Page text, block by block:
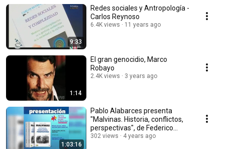
9:33
Redes sociales y Antropología -
Carlos Reynoso
6.4K views 11 years ago
1:14
El gran genocidio, Marco
Robayo
2.4K views 3 years ago
1:03:16
Pablo Alabarces presenta
"Malvinas. Historia, conflictos,
perspectivas", de Federico
Lorenz
302 views 4 years ago